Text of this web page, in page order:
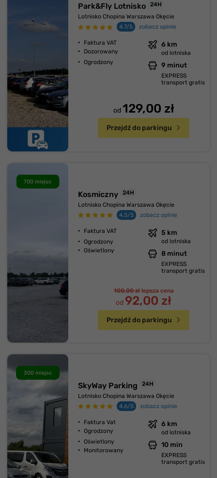
Park&Fly Lotnisko
24H
Lotnisko Chopina Warszawa Okęcie
4.7/5
zobacz opinie
Faktura VAT
Dozorowany
Ogrodzony
6 km
od lotniska
9 minut
EXPRESS
transport gratis
od129,00 zł
Przejdź do parkingu
700 miejsc
Kosmiczny
24H
Lotnisko Chopina Warszawa Okęcie
4.5/5
zobacz opinie
Faktura VAT
Ogrodzony
Oświetlony
5 km
od lotniska
8 minut
EXPRESS
transport gratis
100,00 zł lepsza cena
od 92,00 zł
Przejdź do parkingu
300 miejsc
SkyWay Parking
24H
Lotnisko Chopina Warszawa Okęcie
4.6/5
zobacz opinie
Faktura Vat
Ogrodzony
Oświetlony
Monitorowany
6 km
od lotniska
10 min
EXPRESS
transport gratis